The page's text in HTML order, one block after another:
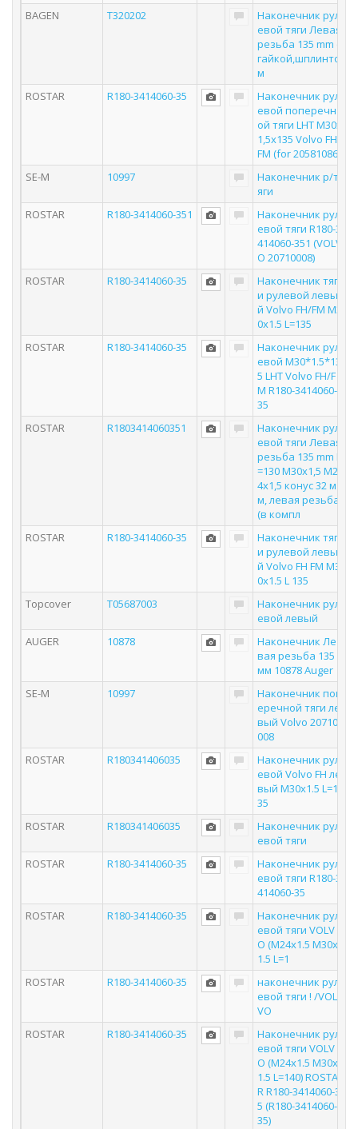
BAGEN T320202
Наконечник рул
евой тяги Левая
резьба 135 mm с
гайкой,шплинто
м
ROSTAR
R180-3414060-35
Наконечник рул
евой поперечн
ой тяги LHT M30х
1,5х135 Volvo FH/
FM (for 20581086)
SE-M
10997
Наконечник р/т
яги
ROSTAR
R180-3414060-351
Наконечник рул
евой тяги R180-3
414060-351 (VOLV
O 20710008)
ROSTAR
R180-3414060-35
Наконечник тяг
и рулевой левы
й Volvo FH/FM M3
0х1.5 L=135
ROSTAR
R180-3414060-35
Наконечник рул
евой M30*1.5*13
5 LHT Volvo FH/F
M R180-3414060-
35
ROSTAR
R1803414060351
Наконечник рул
евой тяги Левая
резьба 135 mm L
=130 M30x1,5 M2
4x1,5 конус 32 м
м, левая резьба
(в компл
ROSTAR
R180-3414060-35
Наконечник тяг
и рулевой левы
й Volvo FH FM M3
0х1.5 L 135
Topcover
T05687003
Наконечник рул
евой левый
AUGER
10878
Наконечник Ле
вая резьба 135
мм 10878 Auger
SE-M
10997
Наконечник поп
еречной тяги ле
вый Volvo 20710
008
ROSTAR
R180341406035
Наконечник рул
евой Volvo FH ле
вый M30x1.5 L=1
35
ROSTAR
R180341406035
Наконечник рул
евой тяги
ROSTAR
R180-3414060-35
Наконечник рул
евой тяги R180-3
414060-35
ROSTAR
R180-3414060-35
Наконечник рул
евой тяги VOLV
O (M24x1.5 M30x
1.5 L=1
ROSTAR
R180-3414060-35
наконечник рул
евой тяги ! /VOL
VO
ROSTAR
R180-3414060-35
Наконечник рул
евой тяги VOLV
O (M24x1.5 M30x
1.5 L=140) ROSTA
R R180-3414060-3
5 (R180-3414060-
35)